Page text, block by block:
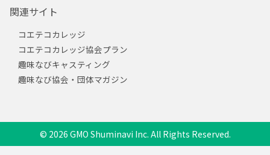
関連サイト
コエテコカレッジ
コエテコカレッジ協会プラン
趣味なびキャスティング
趣味なび協会・団体マガジン
© 2026 GMO Shuminavi Inc. All Rights Reserved.